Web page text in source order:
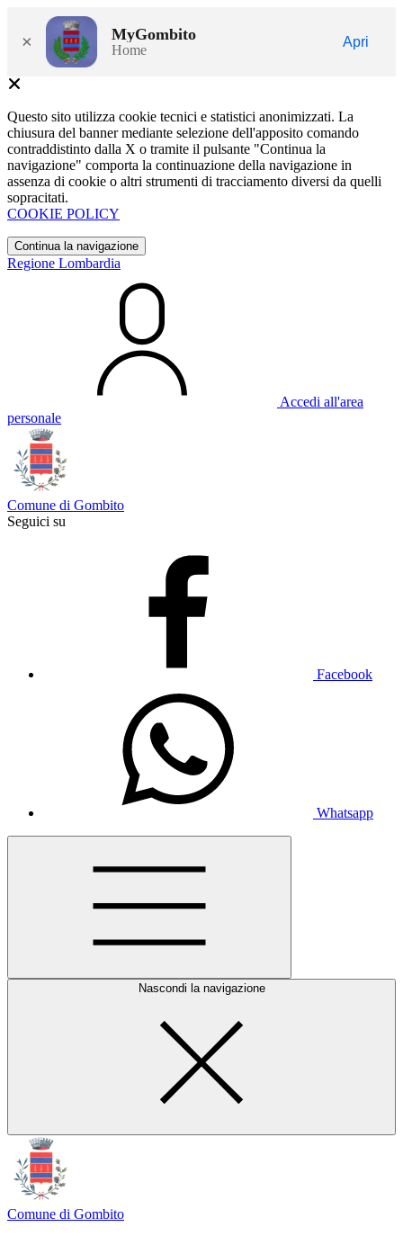
× MyGombito
Home
Apri
Questo sito utilizza cookie tecnici e statistici anonimizzati. La
chiusura del banner mediante selezione dell'apposito comando
contraddistinto dalla X o tramite il pulsante "Continua la
navigazione" comporta la continuazione della navigazione in
assenza di cookie o altri strumenti di tracciamento diversi da quelli
sopracitati.
COOKIE POLICY
Continua la navigazione
Regione Lombardia
Accedi all'area
personale
Comune di Gombito
Seguici su
Facebook
Whatsapp
Nascondi la navigazione
Comune di Gombito